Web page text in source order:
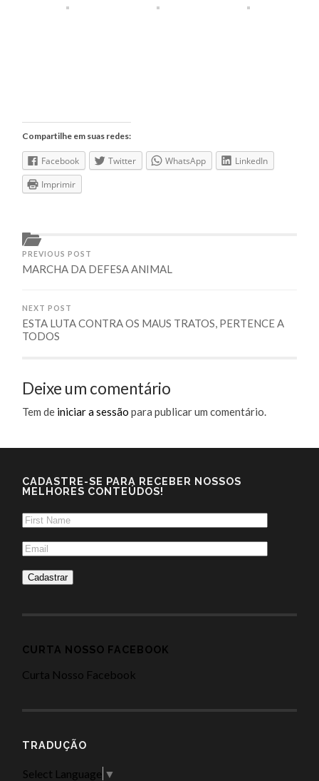
Compartilhe em suas redes:
Facebook Twitter WhatsApp
LinkedIn
Imprimir
PREVIOUS POST
MARCHA DA DEFESA ANIMAL
NEXT POST
ESTA LUTA CONTRA OS MAUS TRATOS, PERTENCE A
TODOS
Deixe um comentário
Tem de iniciar a sessão para publicar um comentário.
CADASTRE-SE PARA RECEBER NOSSOS
MELHORES CONTEÚDOS!
CURTA NOSSO FACEBOOK
Curta Nosso Facebook
TRADUÇÃO
Select Language ▼